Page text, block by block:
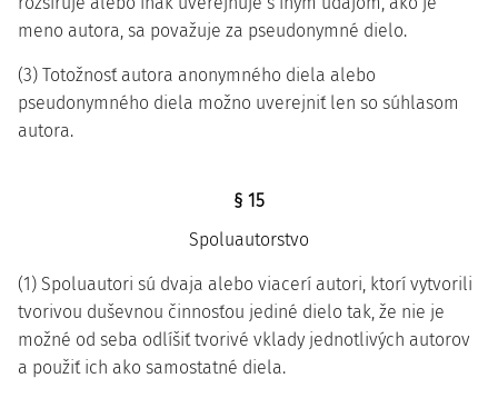
meno autora, sa považuje za pseudonymné dielo.
(3) Totožnosť autora anonymného diela alebo
pseudonymného diela možno uverejniť len so súhlasom
autora.
§ 15
Spoluautorstvo
(1) Spoluautori sú dvaja alebo viacerí autori, ktorí vytvorili
tvorivou duševnou činnosťou jediné dielo tak, že nie je
možné od seba odlíšiť tvorivé vklady jednotlivých autorov
a použiť ich ako samostatné diela.